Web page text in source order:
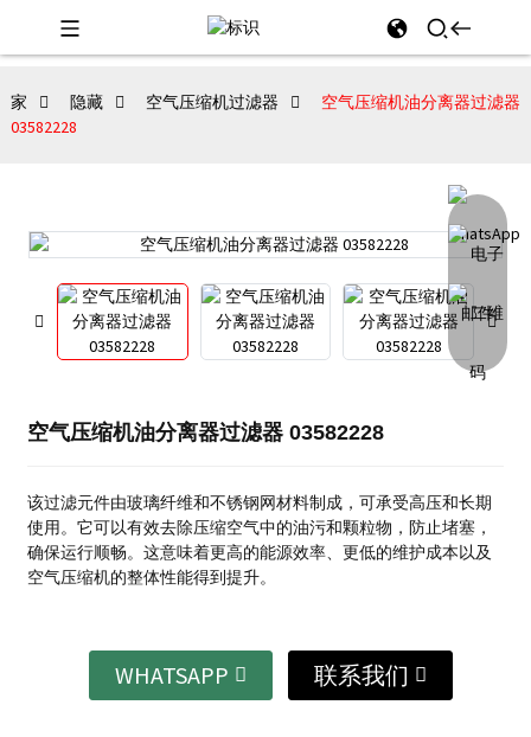
家 隐藏 空气压缩机过滤器
空气压缩机油分离器过滤器
03582228
空气压缩机油分离器过滤器 03582228
该过滤元件由玻璃纤维和不锈钢网材料制成，可承受高压和长期
使用。 它可以有效去除压缩空气中的油污和颗粒物，防止堵塞，
确保运行顺畅。 这意味着更高的能源效率、更低的维护成本以及
空气压缩机的整体性能得到提升。
WHATSAPP 联系我们